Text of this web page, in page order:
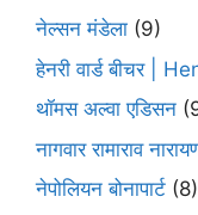
नेल्सन मंडेला (9)
हेनरी वार्ड बीचर |
थॉमस अल्वा एडिसन
नागवार रामाराव
नेपोलियन बोनापार्ट (8)